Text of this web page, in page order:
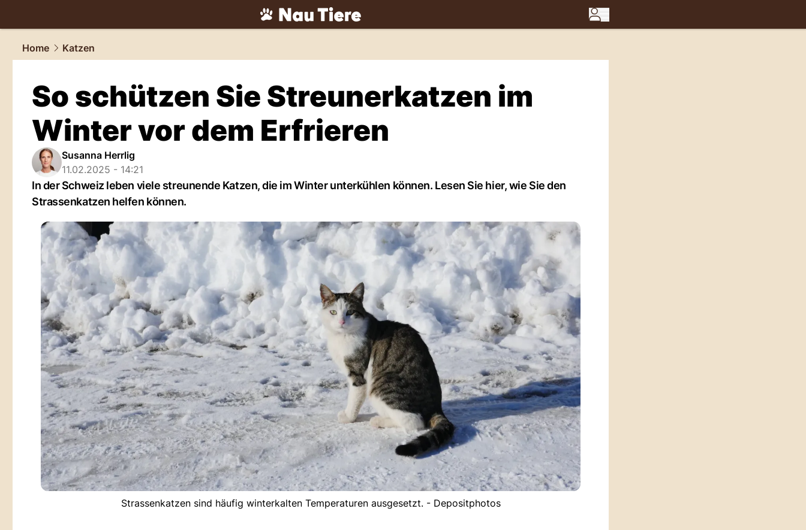
tiere.NAU.ch
Home
Katzen
So schützen Sie Streunerkatzen im
Winter vor dem Erfrieren
Susanna Herrlig
11.02.2025 - 14:21
In der Schweiz leben viele streunende Katzen, die im Winter unterkühlen können. Lesen Sie hier, wie Sie den
Strassenkatzen helfen können.
Strassenkatzen sind häufig winterkalten Temperaturen ausgesetzt. - Depositphotos